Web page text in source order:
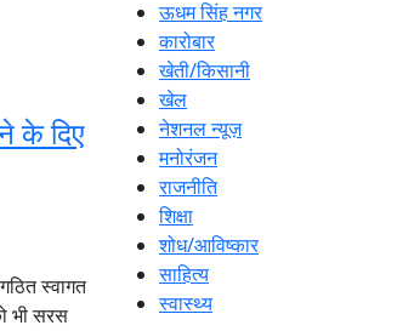
के दिए
स्वागत
भी सरस
ऊधम सिंह नगर
कारोबार
खेती/किसानी
खेल
नेशनल न्यूज़
मनोरंजन
राजनीति
शिक्षा
शोध/आविष्कार
साहित्य
स्वास्थ्य